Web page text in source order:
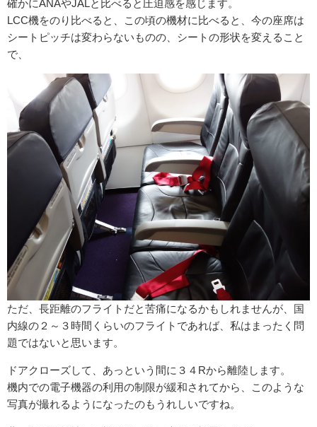
確かにANAやJALと比べると圧迫感を感じます。
LCC機をのり比べると、この頃の機材に比べると、今の座席は
シートピッチは変わらないものの、シートの形状を変えること
で、
ただ、長距離のフライトだと苦痛になるかもしれませんが、国
内線の２～３時間くらいのフライトであれば、私はまったく問
題ではないと思います。
ドアクローズして、あっという間に３４Rから離陸します。
機内での電子機器の利用の制限が緩和されてから、このような
写真が撮れるようになったのもうれしいですね。